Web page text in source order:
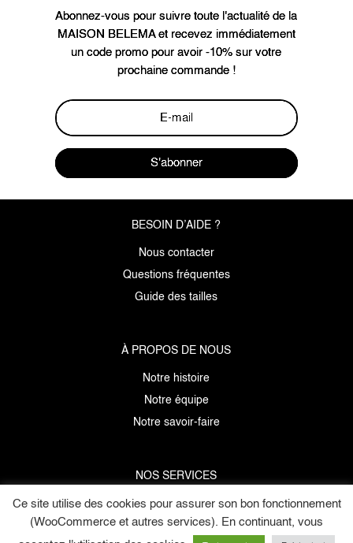
Abonnez-vous pour suivre toute l'actualité de la
MAISON BELEMA et recevez immédiatement
un code promo pour avoir -10% sur votre
prochaine commande !
S'abonner
BESOIN D’AIDE ?
Nous contacter
Questions fréquentes
Guide des tailles
À PROPOS DE NOUS
Notre histoire
Notre équipe
Notre savoir-faire
NOS SERVICES
Données personnelles
Mentions légales
Ce site utilise des cookies pour assurer son bon fonctionnement
(WooCommerce et autres services). En continuant, vous